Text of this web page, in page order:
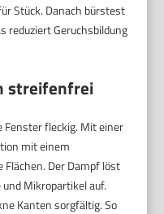
Stück. Danach bürstest
reduziert Geruchsbildung
streifenfrei
Fenster fleckig. Mit einer
mit einem
Der Dampf löst
Mikropartikel auf.
Kanten sorgfältig. So